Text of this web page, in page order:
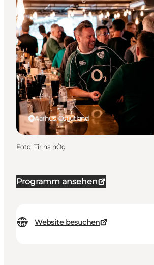
Programm ansehen
Website besuchen
Aarhus, Ostjütland
Foto: Tir na nÒg